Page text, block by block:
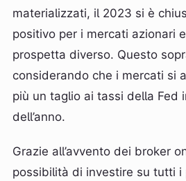
materializzati, il 2023 si è
positivo per i mercati azionari
prospetta diverso. Questo
considerando che i mercati si
più un taglio ai tassi della Fed
dell’anno.
Grazie all’avvento dei broker
possibilità di investire su tutti i